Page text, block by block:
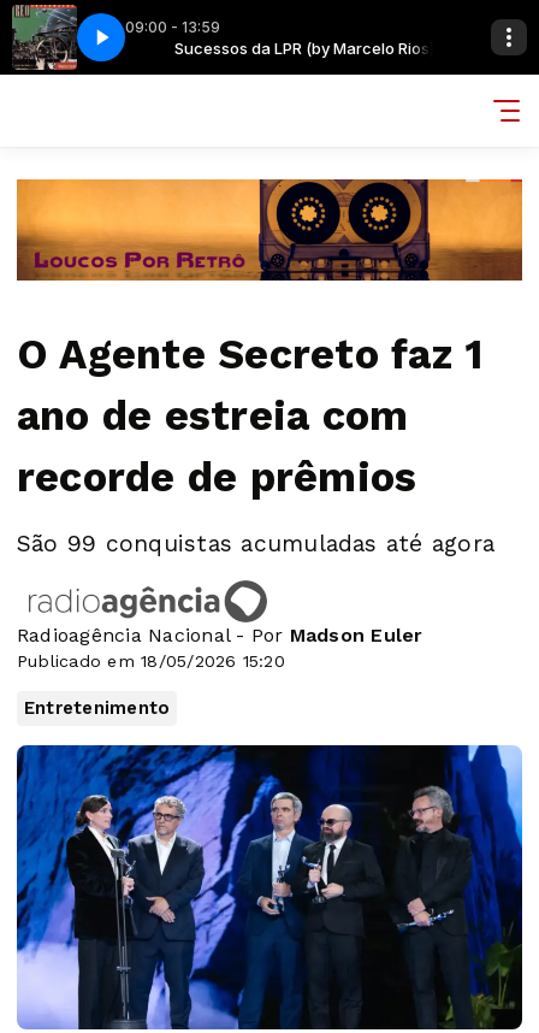
09:00 - 13:59
Rios) Sucessos da LPR (by Marcelo Rios)
THIS FEELING REO SPEEDWAGON - CAN'T FIGHT THIS FEELING
O Agente Secreto faz 1
ano de estreia com
recorde de prêmios
São 99 conquistas acumuladas até agora
Radioagência Nacional - Por Madson Euler
Publicado em 18/05/2026 15:20
Entretenimento